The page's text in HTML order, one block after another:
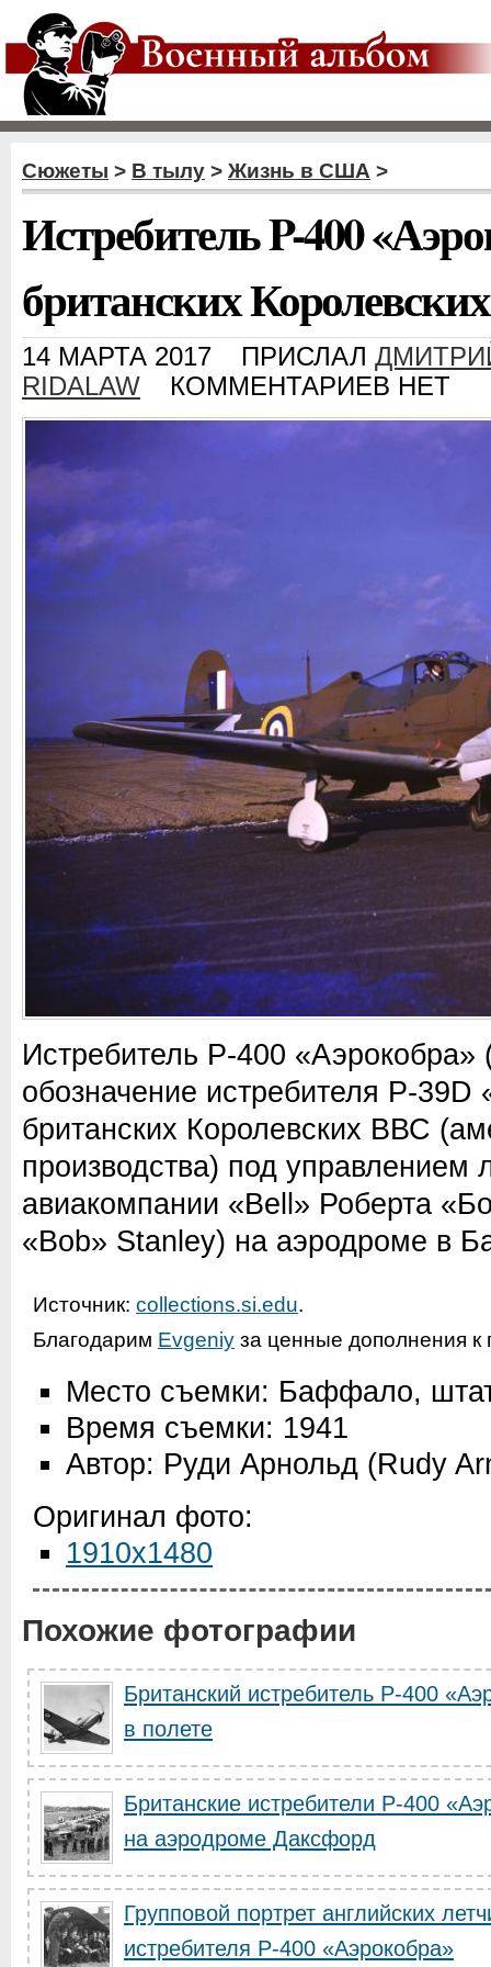
Сюжеты > В тылу > Жизнь в США >
Истребитель P-400
британских
14 МАРТА 2017 ПРИСЛАЛ
RIDALAW
КОММЕНТАРИЕВ НЕТ
Истребитель P-400 «Аэрокобра»
обозначение истребителя P-39D
британских Королевских ВВС
производства) под управлением
авиакомпании «Bell» Роберта
«Bob» Stanley) на аэродроме в
Источник: collections.si.edu.
Благодарим Evgeniy за ценные дополнения к
Место съемки: Баффало,
Время съемки: 1941
Автор: Руди Арнольд (Rudy
Оригинал фото:
1910x1480
Похожие фотографии
Британский истребитель P-400
в полете
Британские истребители P-400
на аэродроме Даксфорд
Групповой портрет английских
истребителя P-400 «Аэрокобра»